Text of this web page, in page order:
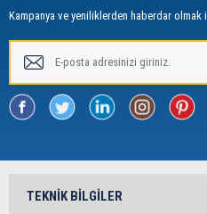
Kampanya ve yeniliklerden haberdar
TEKNIK BILGILER